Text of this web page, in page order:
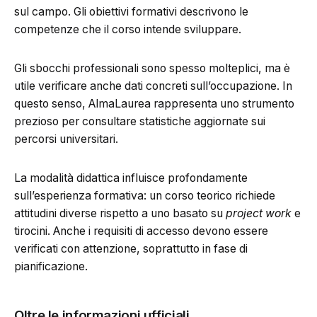
sul campo. Gli obiettivi formativi descrivono le
competenze che il corso intende sviluppare.
Gli sbocchi professionali sono spesso molteplici, ma è
utile verificare anche dati concreti sull’occupazione. In
questo senso, AlmaLaurea rappresenta uno strumento
prezioso per consultare statistiche aggiornate sui
percorsi universitari.
La modalità didattica influisce profondamente
sull’esperienza formativa: un corso teorico richiede
attitudini diverse rispetto a uno basato su project work e
tirocini. Anche i requisiti di accesso devono essere
verificati con attenzione, soprattutto in fase di
pianificazione.